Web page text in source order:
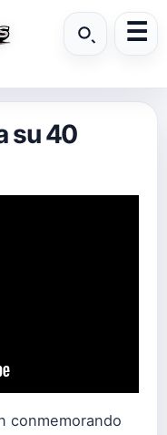
su 40
conmemorando